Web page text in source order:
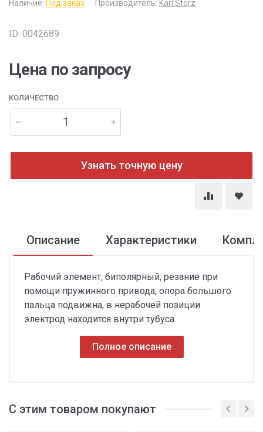
Наличие: Под заказ Производитель: Karl Storz
ID: 0042689
Цена по запросу
КОЛИЧЕСТВО
Узнать точную цену
Описание Характеристики
Рабочий элемент, биполярный, резание при
помощи пружинного привода, опора большого
пальца подвижна, в нерабочей позиции
электрод находится внутри тубуса
Полное описание
С этим товаром покупают